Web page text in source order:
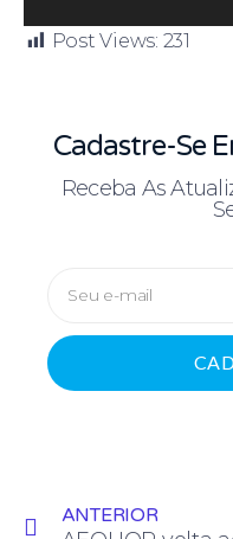
v
Post Views: 231
Cadastre-Se
Receba As
ANTERIOR